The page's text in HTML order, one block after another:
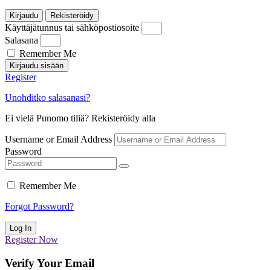
Kirjaudu Rekisteröidy
Käyttäjätunnus tai sähköpostiosoite
Salasana
Remember Me
Kirjaudu sisään
Register
Unohditko salasanasi?
Ei vielä Punomo tiliä? Rekisteröidy alla
Username or Email Address
Password
Remember Me
Forgot Password?
Log In
Register Now
Verify Your Email